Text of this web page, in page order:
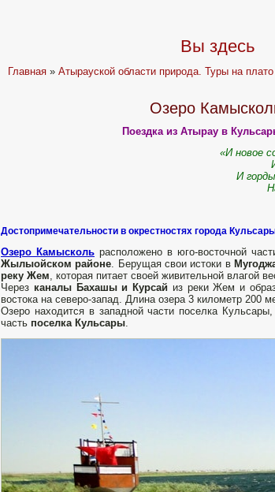
Вы здесь
Главная »Атырауской области природа. Туры на
Озеро
Поездка из Атырау в
«И новое
И
Достопримечательности в окрестностях города
Озеро Камысколь расположено в юго-восточной
Жылыойском районе. Берущая свои истоки в
реку Жем, которая питает своей живительной влагой
Через каналы Бахашы и Курсай из реки Жем и
востока на северо-запад. Длина озера 3 километр 200
Озеро находится в западной части поселка
часть поселка Кульсары.